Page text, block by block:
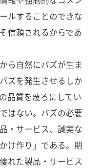
ルすることのできな
信頼されるからであ
ら自然にバズが生ま
ズを発生させるしか
品質を蔑ろにしてい
はない。バズの必要
・サービス、誠実な
け作り」である。期
れた製品・サービス